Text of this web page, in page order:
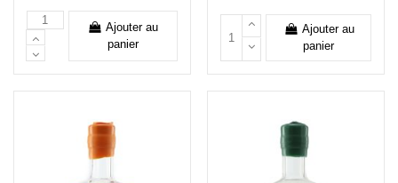
Ajouter au
panier
Ajouter au
panier